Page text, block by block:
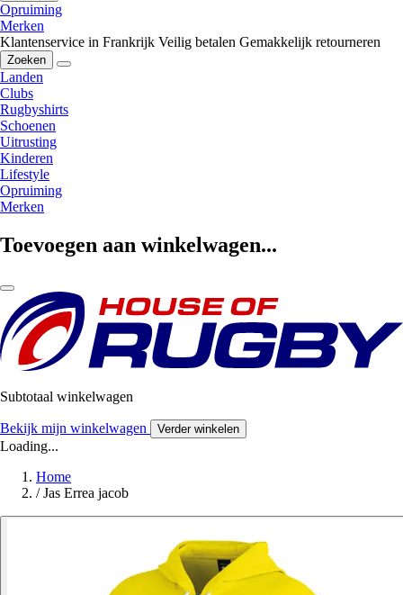
Opruiming
Merken
Klantenservice in Frankrijk Veilig betalen Gemakkelijk retourneren
Zoeken
Landen
Clubs
Rugbyshirts
Schoenen
Uitrusting
Kinderen
Lifestyle
Opruiming
Merken
Toevoegen aan winkelwagen...
Subtotaal winkelwagen
Bekijk mijn winkelwagen Verder winkelen
Loading...
Home
/ Jas Errea jacob